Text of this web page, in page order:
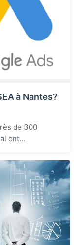
à Nantes?
de 300
ont...